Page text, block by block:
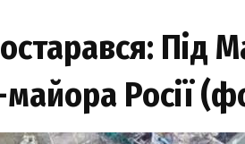
Під
Росії